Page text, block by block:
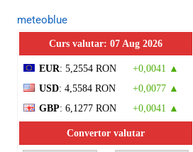
meteoblue
Curs valutar: 07 Aug 2026
EUR: 5,2554 RON
+0,0041 ▲
USD: 4,5584 RON
+0,0077 ▲
GBP: 6,1277 RON +0,0041 ▲
Convertor valutar